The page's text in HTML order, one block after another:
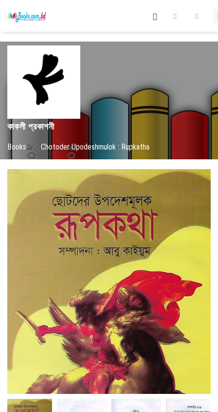
কাকলী প্রকাশনী
Books / Chotoder Upodeshmulok : Rupkatha